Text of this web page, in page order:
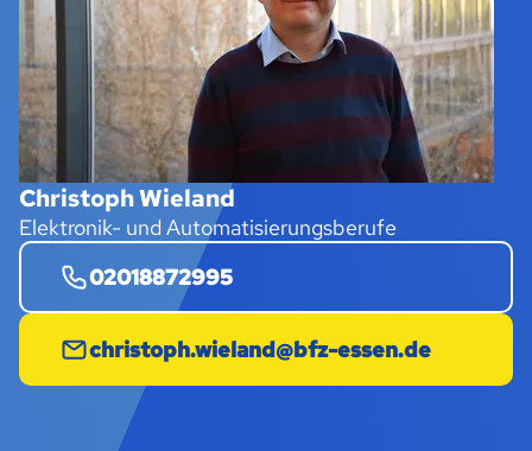
Christoph Wieland
Elektronik- und Automatisierungsberufe
02018872995
christoph.wieland@bfz-essen.de